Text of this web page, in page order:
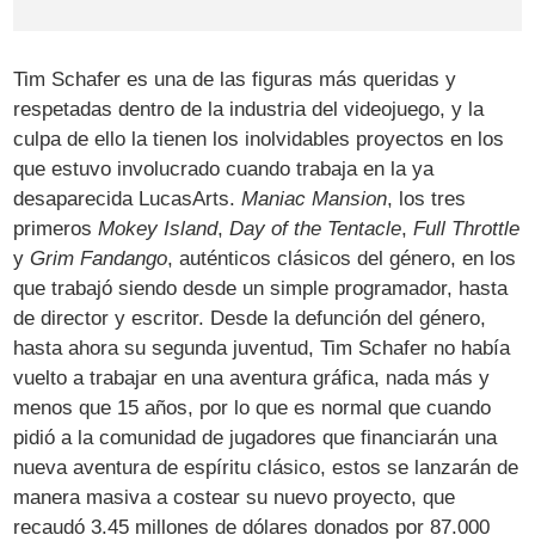
Tim Schafer es una de las figuras más queridas y
respetadas dentro de la industria del videojuego, y la
culpa de ello la tienen los inolvidables proyectos en los
que estuvo involucrado cuando trabaja en la ya
desaparecida LucasArts.Maniac Mansion, los tres
primerosMokey Island,Day of the Tentacle,Full Throttle
yGrim Fandango, auténticos clásicos del género, en los
que trabajó siendo desde un simple programador, hasta
de director y escritor. Desde la defunción del género,
hasta ahora su segunda juventud, Tim Schafer no había
vuelto a trabajar en una aventura gráfica, nada más y
menos que 15 años, por lo que es normal que cuando
pidió a la comunidad de jugadores que financiarán una
nueva aventura de espíritu clásico, estos se lanzarán de
manera masiva a costear su nuevo proyecto, que
recaudó 3.45 millones de dólares donados por 87.000